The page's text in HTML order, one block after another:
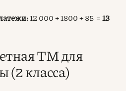
12 000 + 1800 + 85 =13
ТМ для
(2 класса)